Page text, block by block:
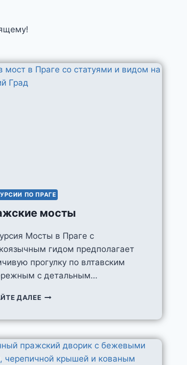
ПО ПРАГЕ
мосты
Мосты в Праге с
гидом предполагает
прогулку по влтавским
с детальным…
ДАЛЕЕПРАЖСКИЕ